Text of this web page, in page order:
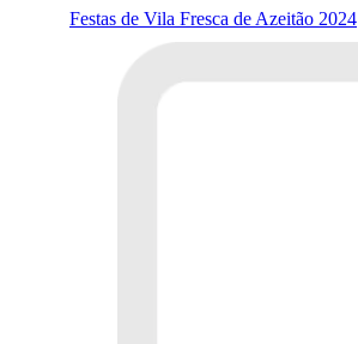
Festas de Vila Fresca de Azeitão 2024